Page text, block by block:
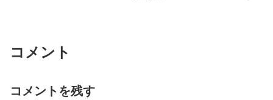
コメント
コメントを残す